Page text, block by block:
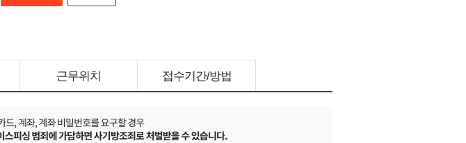
근무위치 접수기간/방법